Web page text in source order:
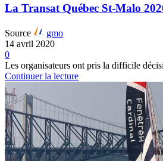
La Transat Québec St-Malo
Source
gmo
14 avril 2020
0
Les organisateurs ont pris la difficile
Continuer la lecture